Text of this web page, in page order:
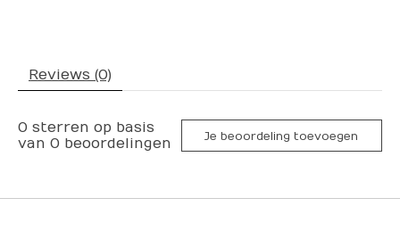
Reviews (0)
0 sterren op basis
van 0 beoordelingen Je beoordeling toevoegen